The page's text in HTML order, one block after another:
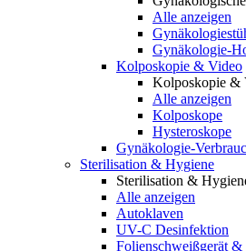
Alle anzeigen
Gynäkologie-
Kolposkopie & Video
Kolposkopie &
Alle anzeigen
Kolposkope
Hysteroskope
Gynäkologie-
Sterilisation & Hygiene
Sterilisation &
Alle anzeigen
Autoklaven
UV-C Desinfektion
Folienschweißgerät &